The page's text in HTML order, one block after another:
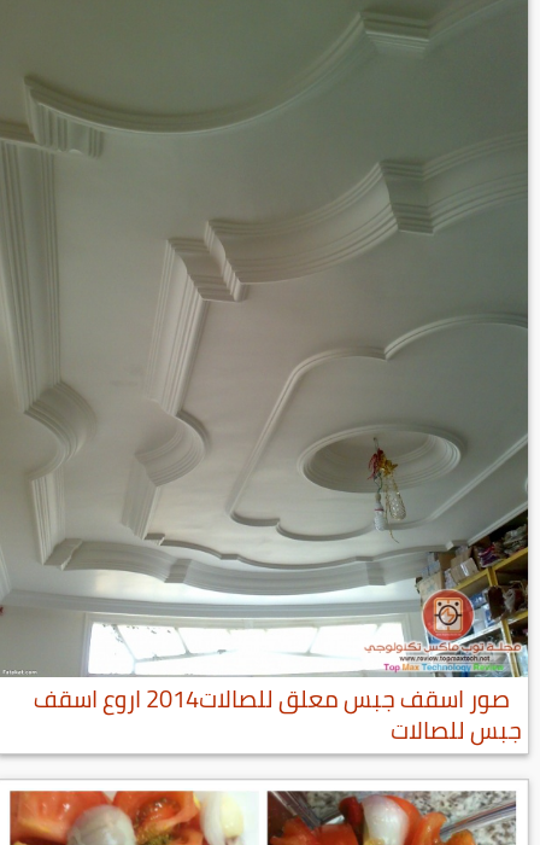
صور اسقف جبس معلق للصالات2014 اروع اسقف
جبس للصالات